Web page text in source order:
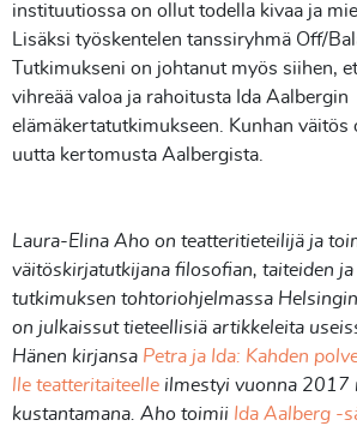
instituutiossa on ollut todella kivaa ja
Lisäksi työskentelen tanssiryhmä Off/
Tutkimukseni on johtanut myös siihen,
vihreää valoa ja rahoitusta Ida Aalbergin
elämäkertatutkimukseen. Kunhan väitös
uutta kertomusta Aalbergista.
Laura-Elina Aho on teatteritieteilijä ja
väitöskirjatutkijana filosofian, taiteiden
tutkimuksen tohtoriohjelmassa
on julkaissut tieteellisiä artikkeleita
Hänen kirjansa Petra ja Ida: Kahden
lle teatteritaiteelle ilmestyi vuonna 2017
kustantamana. Aho toimii Ida Aalberg -